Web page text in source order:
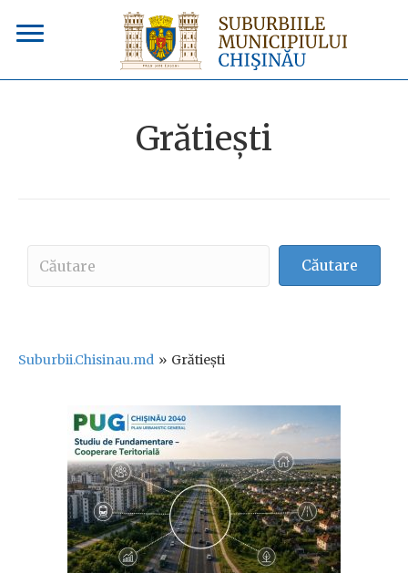
Grătieşti
Căutare
Suburbii.Chisinau.md » Grătieşti